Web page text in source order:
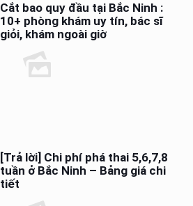
Cắt bao quy đầu tại Bắc Ninh :
10+ phòng khám uy tín, bác sĩ
giỏi, khám ngoài giờ
[Trả lời] Chi phí phá thai 5,6,7,8
tuần ở Bắc Ninh – Bảng giá chi
tiết